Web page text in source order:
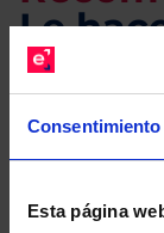
Consentimiento
Esta página
Le
Descárguese
sus Fondos y
Limpias con